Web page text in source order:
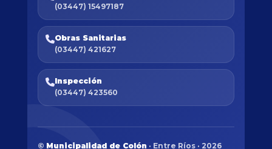
(03447) 15497187
Obras Sanitarias
(03447) 421627
Inspección
(03447) 423560
© Municipalidad de Colón · Entre Ríos · 2026